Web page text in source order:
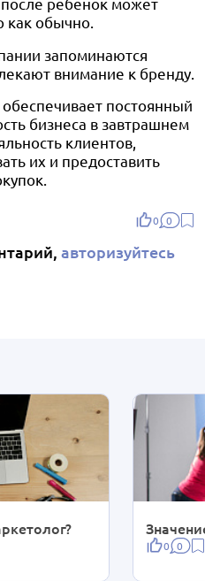
как обычно.
запоминаются
внимание к бренду.
постоянный
бизнеса в завтрашнем
клиентов,
их и предоставить
0 0
авторизуйтесь
0 0